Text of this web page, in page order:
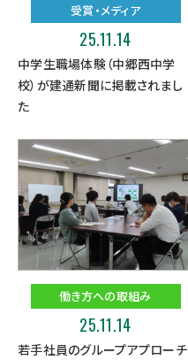
受賞・メディア
25.11.14
中学生職場体験（中郷西中学
校）が建通新聞に掲載されまし
た
働き方への取組み
25.11.14
若手社員のグループアプローチ